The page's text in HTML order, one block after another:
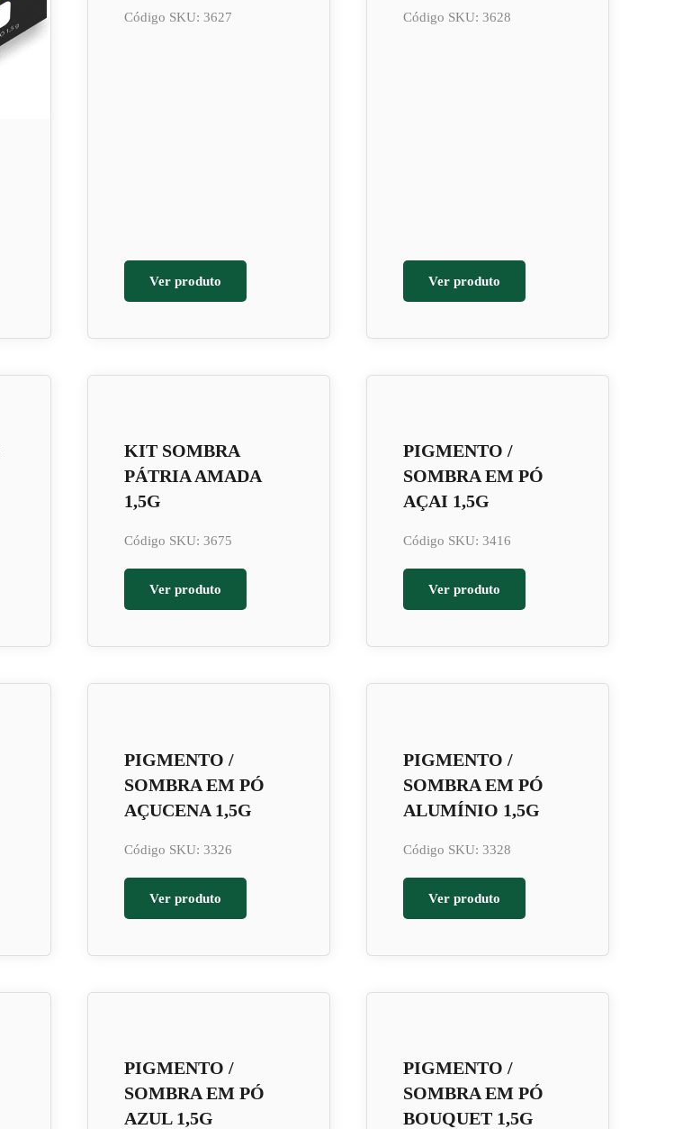
Código SKU: 3627
Ver produto
Código SKU: 3628
Ver produto
KIT SOMBRA
PÁTRIA AMADA
1,5G
Código SKU: 3675
Ver produto
PIGMENTO /
SOMBRA EM PÓ
AÇAI 1,5G
Código SKU: 3416
Ver produto
PIGMENTO /
SOMBRA EM PÓ
AÇUCENA 1,5G
Código SKU: 3326
Ver produto
PIGMENTO /
SOMBRA EM PÓ
ALUMÍNIO 1,5G
Código SKU: 3328
Ver produto
PIGMENTO /
SOMBRA EM PÓ
AZUL 1,5G
PIGMENTO /
SOMBRA EM PÓ
BOUQUET 1,5G